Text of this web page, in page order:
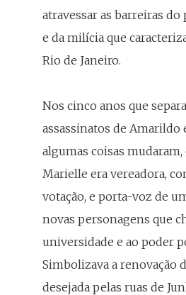
atravessar as barreiras do
e da milícia que
Rio de Janeiro.
Nos cinco anos que
assassinatos de Amarildo
algumas coisas mudaram,
Marielle era vereadora,
votação, e porta-voz de
novas personagens que
universidade e ao poder
Simbolizava a renovação
desejada pelas ruas de